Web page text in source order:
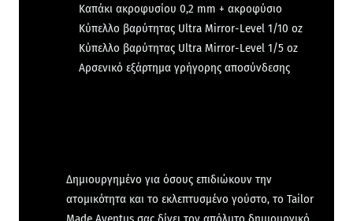
Καπάκι ακροφυσίου 0,2 mm + ακροφύσιο
Κύπελλο βαρύτητας Ultra Mirror-Level 1/10 oz
Κύπελλο βαρύτητας Ultra Mirror-Level 1/5 oz
Αρσενικό εξάρτημα γρήγορης αποσύνδεσης
Δημιουργημένο για όσους επιδιώκουν την
ατομικότητα και το εκλεπτυσμένο γούστο, το Tailor